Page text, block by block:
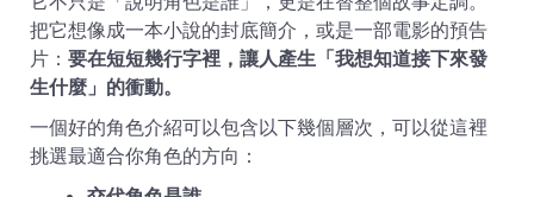
把它想像成一本小說的封底簡介，或是一部電影的預告
片： 要在短短幾行字裡，讓人產生「我想知道接下來發
生什麼」的衝動。
一個好的角色介紹可以包含以下幾個層次，可以從這裡
挑選最適合你角色的方向：